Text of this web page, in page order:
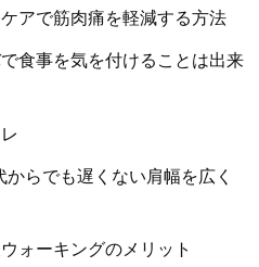
アで筋肉痛を軽減する方法
食事を気を付けることは出来
からでも遅くない肩幅を広く
ォーキングのメリット